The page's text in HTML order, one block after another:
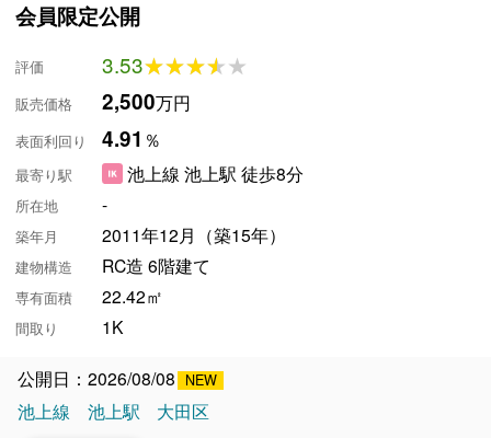
会員限定公開
評価 3.53★★★★★
★★★★★
販売価格 2,500万円
表面利回り 4.91 ％
最寄り駅 池上線 池上駅 徒歩8分
所在地 -
築年月 2011年12月（築15年）
建物構造 RC造 6階建て
専有面積 22.42㎡
間取り 1K
公開日：2026/08/08
池上線
池上駅 大田区